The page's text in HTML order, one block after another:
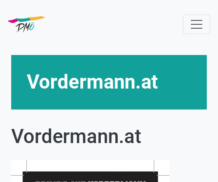
zum
Inhalt
Vordermann.at
Vordermann.at